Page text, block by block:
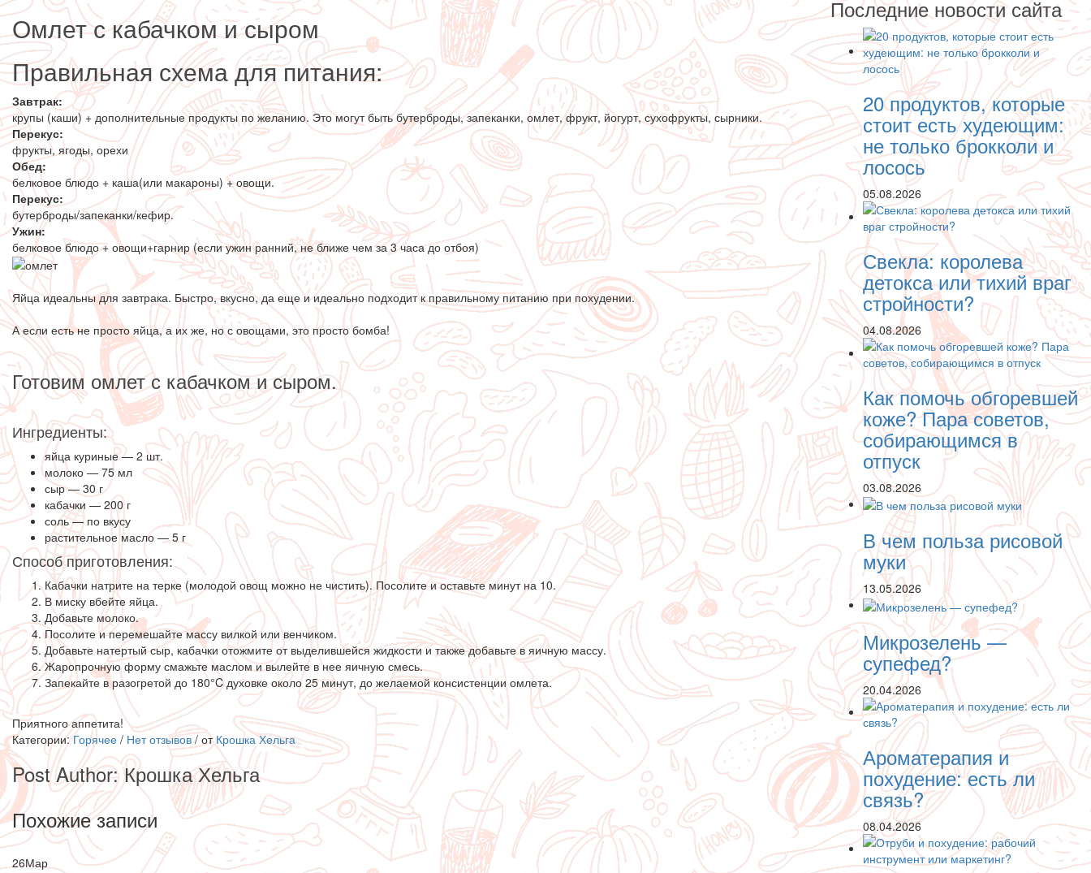
Омлет с кабачком и сыром
Правильная схема для питания:
Завтрак:
крупы (каши) + дополнительные продукты по желанию. Это могут быть бутерброды, запеканки, омлет, фрукт, йогурт, сухофрукты, сырники.
Перекус:
фрукты, ягоды, орехи
Обед:
белковое блюдо + каша(или макароны) + овощи.
Перекус:
бутерброды/запеканки/кефир.
Ужин:
белковое блюдо + овощи+гарнир (если ужин ранний, не ближе чем за 3 часа до отбоя)
Яйца идеальны для завтрака. Быстро, вкусно, да еще и идеально подходит к правильному питанию при похудении.
А если есть не просто яйца, а их же, но с овощами, это просто бомба!
Готовим омлет с кабачком и сыром.
Ингредиенты:
яйца куриные — 2 шт.
молоко — 75 мл
сыр — 30 г
кабачки — 200 г
соль — по вкусу
растительное масло — 5 г
Способ приготовления:
Кабачки натрите на терке (молодой овощ можно не чистить). Посолите и оставьте минут на 10.
В миску вбейте яйца.
Добавьте молоко.
Посолите и перемешайте массу вилкой или венчиком.
Добавьте натертый сыр, кабачки отожмите от выделившейся жидкости и также добавьте в яичную массу.
Жаропрочную форму смажьте маслом и вылейте в нее яичную смесь.
Запекайте в разогретой до 180°C духовке около 25 минут, до желаемой консистенции омлета.
Приятного аппетита!
Категории:Горячее / Нет отзывов / отКрошка Хельга
Post Author:Крошка Хельга
Похожие записи
26Мар
Последние новости сайта
20 продуктов, которые
стоит есть худеющим:
не только брокколи и
лосось
05.08.2026
Свекла: королева
детокса или тихий враг
стройности?
04.08.2026
Как помочь обгоревшей
коже? Пара советов,
собирающимся в
отпуск
03.08.2026
В чем польза рисовой
муки
13.05.2026
Микрозелень —
супефед?
20.04.2026
Ароматерапия и
похудение: есть ли
связь?
08.04.2026